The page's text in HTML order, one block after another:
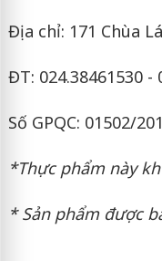
Địa chỉ: 171 Chùa
ĐT: 024.38461530 -
Số GPQC: 01502/
*Thực phẩm này
* Sản phẩm được